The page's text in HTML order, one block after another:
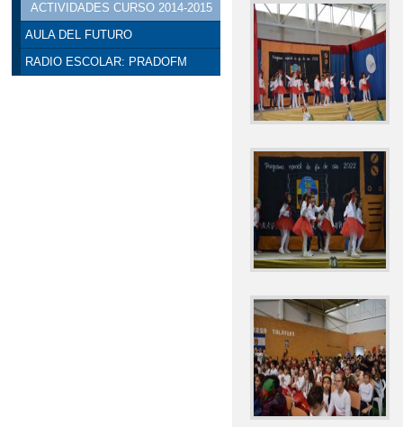
ACTIVIDADES CURSO 2014-2015
AULA DEL FUTURO
RADIO ESCOLAR: PRADOFM